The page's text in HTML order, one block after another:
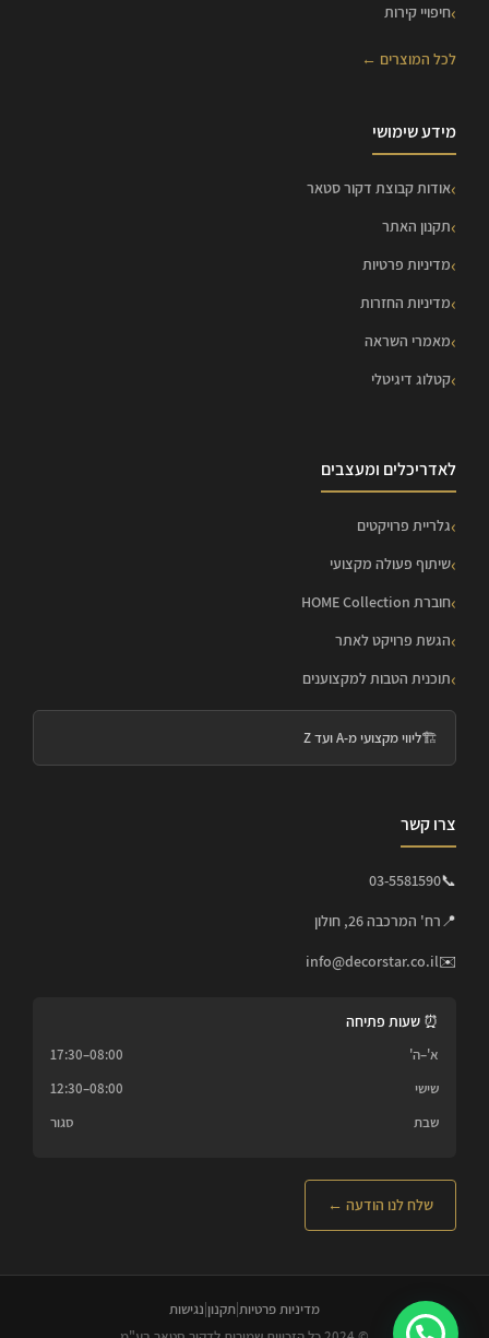
חיפויי קירות
לכל המוצרים ←
מידע שימושי
אודות קבוצת דקור סטאר
תקנון האתר
מדיניות פרטיות
מדיניות החזרות
מאמרי השראה
קטלוג דיגיטלי
לאדריכלים ומעצבים
גלריית פרויקטים
שיתוף פעולה מקצועי
חוברת HOME Collection
הגשת פרויקט לאתר
תוכנית הטבות למקצוענים
🏗️ליווי מקצועי מ-A ועד Z
צרו קשר
📞
03-5581590
📍רח' המרכבה 26, חולון
✉️
info@decorstar.co.il
⏰ שעות פתיחה
א'–ה'
08:00–17:30
שישי
08:00–12:30
שבת
סגור
שלח לנו הודעה ←
מדיניות פרטיותתקנון נגישות